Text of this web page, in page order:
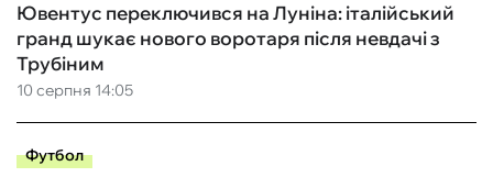
10 серпня 14:05
Ювентус переключився на Луніна: італійський
гранд шукає нового воротаря після невдачі з
Трубіним
Футбол